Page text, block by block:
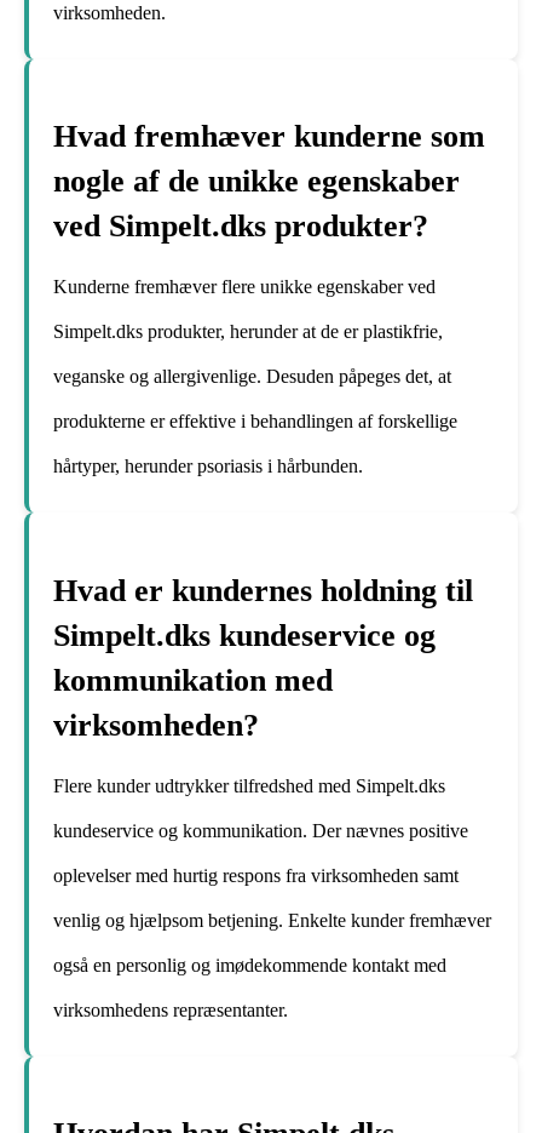
virksomheden.
Hvad fremhæver kunderne som
nogle af de unikke egenskaber
ved Simpelt.dks produkter?
Kunderne fremhæver flere unikke egenskaber ved
Simpelt.dks produkter, herunder at de er plastikfrie,
veganske og allergivenlige. Desuden påpeges det, at
produkterne er effektive i behandlingen af forskellige
hårtyper, herunder psoriasis i hårbunden.
Hvad er kundernes holdning til
Simpelt.dks kundeservice og
kommunikation med
virksomheden?
Flere kunder udtrykker tilfredshed med Simpelt.dks
kundeservice og kommunikation. Der nævnes positive
oplevelser med hurtig respons fra virksomheden samt
venlig og hjælpsom betjening. Enkelte kunder fremhæver
også en personlig og imødekommende kontakt med
virksomhedens repræsentanter.